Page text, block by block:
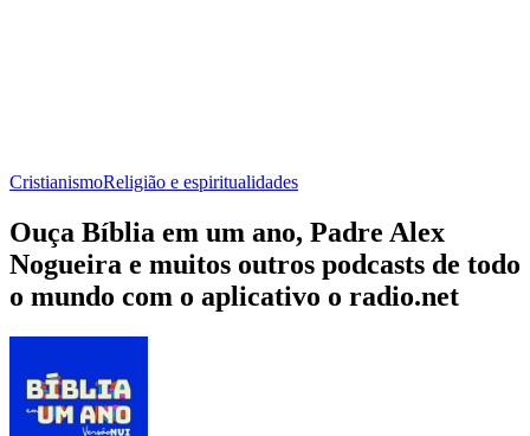
CristianismoReligião e espiritualidades
Ouça Bíblia em um ano, Padre Alex
Nogueira e muitos outros podcasts de todo
o mundo com o aplicativo o radio.net